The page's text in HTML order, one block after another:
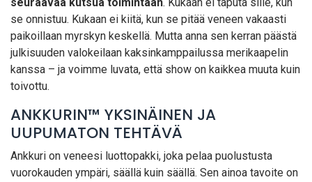
se onnistuu. Kukaan ei kiitä, kun se pitää veneen vakaasti
paikoillaan myrskyn keskellä. Mutta anna sen kerran päästä
julkisuuden valokeilaan kaksinkamppailussa merikaapelin
kanssa – ja voimme luvata, että show on kaikkea muuta kuin
toivottu.
ANKKURIN™ YKSINÄINEN JA
UUPUMATON TEHTÄVÄ
Ankkuri on veneesi luottopakki, joka pelaa puolustusta
vuorokauden ympäri, säällä kuin säällä. Sen ainoa tavoite on